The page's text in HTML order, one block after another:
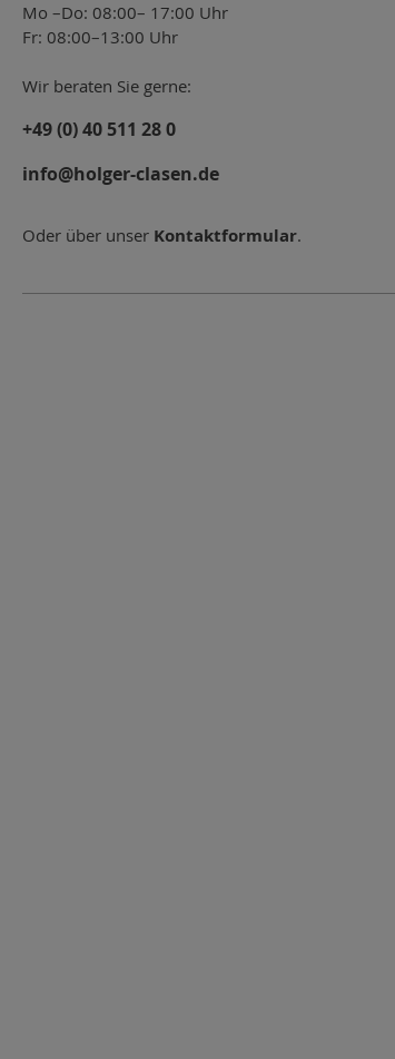
Mo –Do: 08:00– 17:00 Uhr
Fr: 08:00–13:00 Uhr
Wir beraten Sie gerne:
+49 (0) 40 511 28 0
info@holger-clasen.de
Oder über unser Kontaktformular.